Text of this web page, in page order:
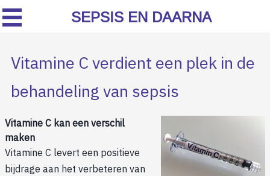
Vitamine C verdient een plek in de
behandeling van sepsis
Vitamine C kan een verschil
maken
Vitamine C levert een positieve
bijdrage aan het verbeteren van
SEPSIS EN DAARNA